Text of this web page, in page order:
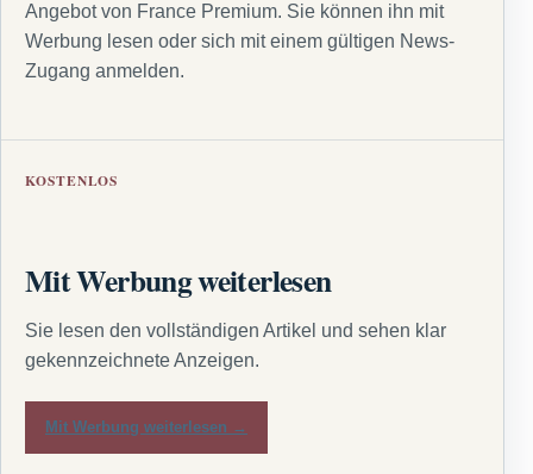
Angebot von France Premium. Sie können ihn mit
Werbung lesen oder sich mit einem gültigen News-
Zugang anmelden.
KOSTENLOS
Mit Werbung weiterlesen
Sie lesen den vollständigen Artikel und sehen klar
gekennzeichnete Anzeigen.
Mit Werbung weiterlesen →